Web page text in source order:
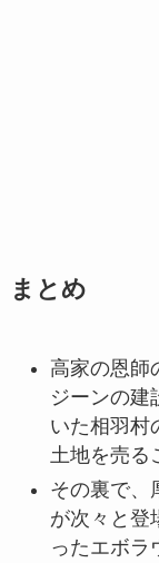
まとめ
高家の恩師
ジーンの建
いた相羽村
土地を売る
その裏で、
が次々と登
ったエボラ